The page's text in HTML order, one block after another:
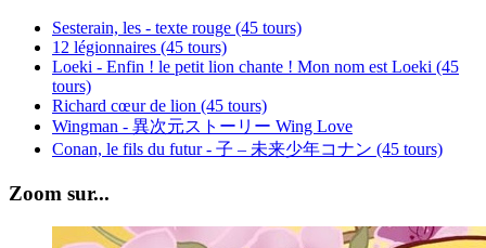
Sesterain, les - texte rouge (45 tours)
12 légionnaires (45 tours)
Loeki - Enfin ! le petit lion chante ! Mon nom est Loeki (45
tours)
Richard cœur de lion (45 tours)
Wingman - 異次元ストーリー Wing Love
Conan, le fils du futur - 子 – 未来少年コナン (45 tours)
Zoom sur...